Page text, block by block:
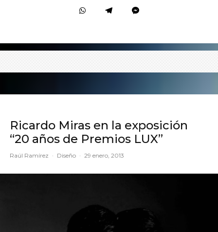
Ricardo Miras en la exposición
“20 años de Premios LUX”
Raúl Ramírez · Diseño · 29 enero, 2013